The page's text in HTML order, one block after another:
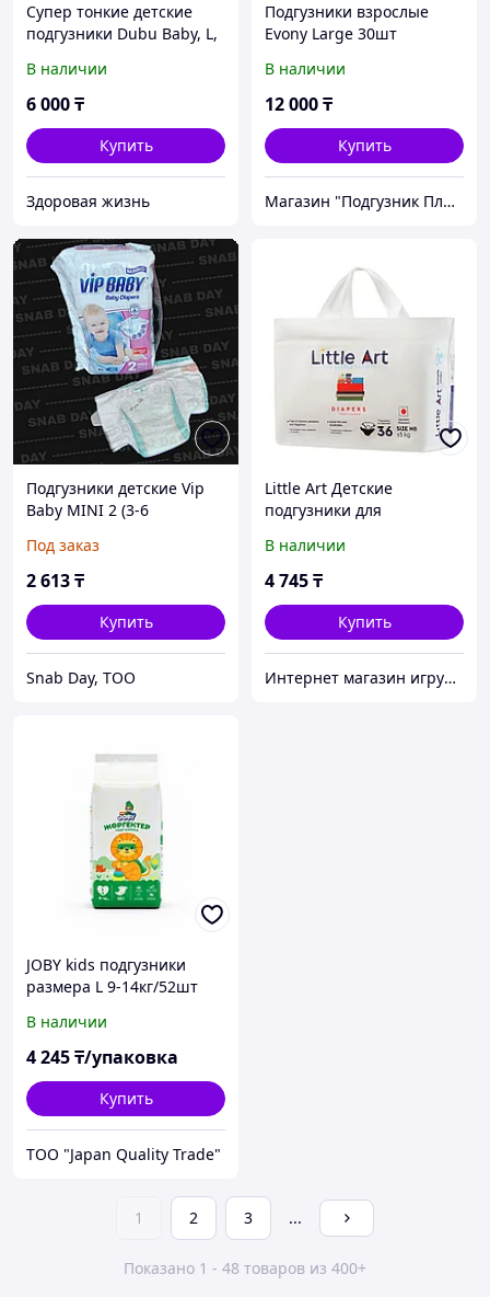
Супер тонкие детские
подгузники Dubu Baby, L,
В наличии
6 000₸
Купить
Здоровая жизнь
Подгузники взрослые
Evony Large 30шт
В наличии
12 000₸
Купить
Магазин "Подгузник Плюс"
Подгузники детские Vip
Baby MINI 2 (3-6
упаковке
Под заказ
2 613₸
Купить
Snab Day, ТОО
Little Art Детские
подгузники для
36 шт.
В наличии
4 745₸
Купить
Интернет магазин игрушек и детских товаров «Babyk»
JOBY kids подгузники
размера L 9-14кг/52шт
В наличии
4 245₸/упаковка
Купить
ТОО "Japan Quality Trade"
1 2 3 ...
Показано 1 - 48 товаров из 400+